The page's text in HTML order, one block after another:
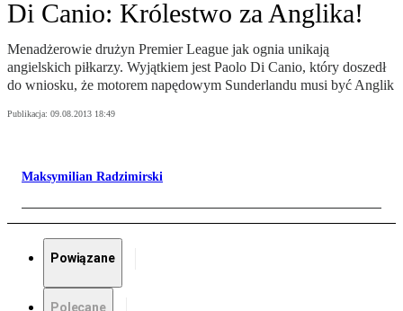
Di Canio: Królestwo za Anglika!
Menadżerowie drużyn Premier League jak ognia unikają
angielskich piłkarzy. Wyjątkiem jest Paolo Di Canio, który doszedł
do wniosku, że motorem napędowym Sunderlandu musi być Anglik
Publikacja: 09.08.2013 18:49
Maksymilian Radzimirski
Powiązane
Polecane